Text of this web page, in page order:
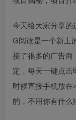
今天给大家分享的
G阅读是一个新上
接了很多的广告商
定，每天一键点
时候直接手机放
的，不用你有什么